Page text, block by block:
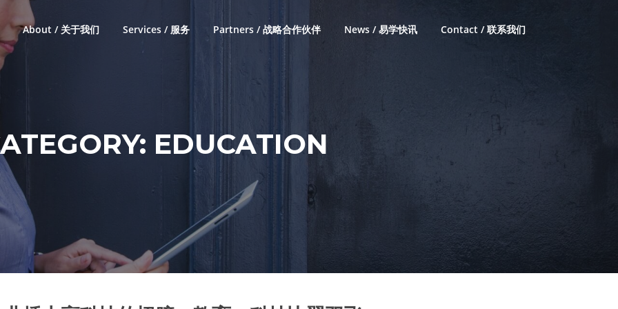
About / 关于我们 Services / 服务 Partners / 战略合作伙伴 News / 易学快讯 Contact / 联系我们
EDUCATION